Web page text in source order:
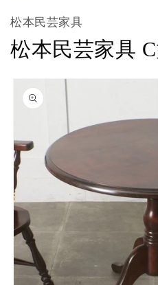
松本民芸家具
松本民芸家具
商品情
報にス
キップ